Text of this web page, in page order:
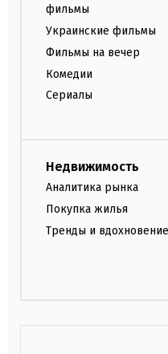
фильмы
Украинские фильмы
Фильмы на вечер
Комедии
Сериалы
Недвижимость
Аналитика рынка
Покупка жилья
Тренды и вдохновение